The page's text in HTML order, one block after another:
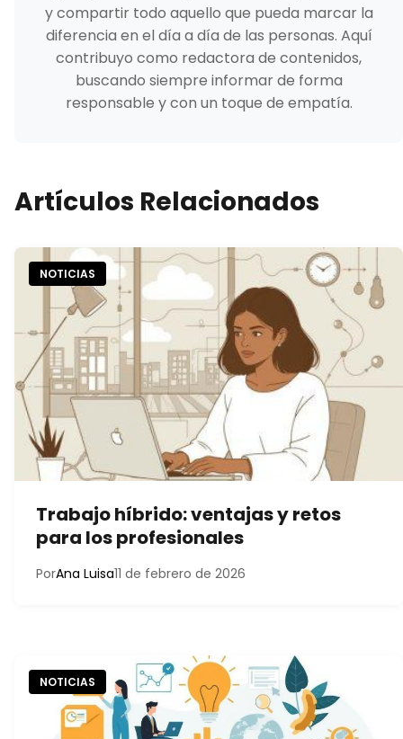
y compartir todo aquello que pueda marcar la
diferencia en el día a día de las personas. Aquí
contribuyo como redactora de contenidos,
buscando siempre informar de forma
responsable y con un toque de empatía.
Artículos Relacionados
NOTICIAS
Trabajo híbrido: ventajas y retos
para los profesionales
PorAna Luisa11 de febrero de 2026
NOTICIAS